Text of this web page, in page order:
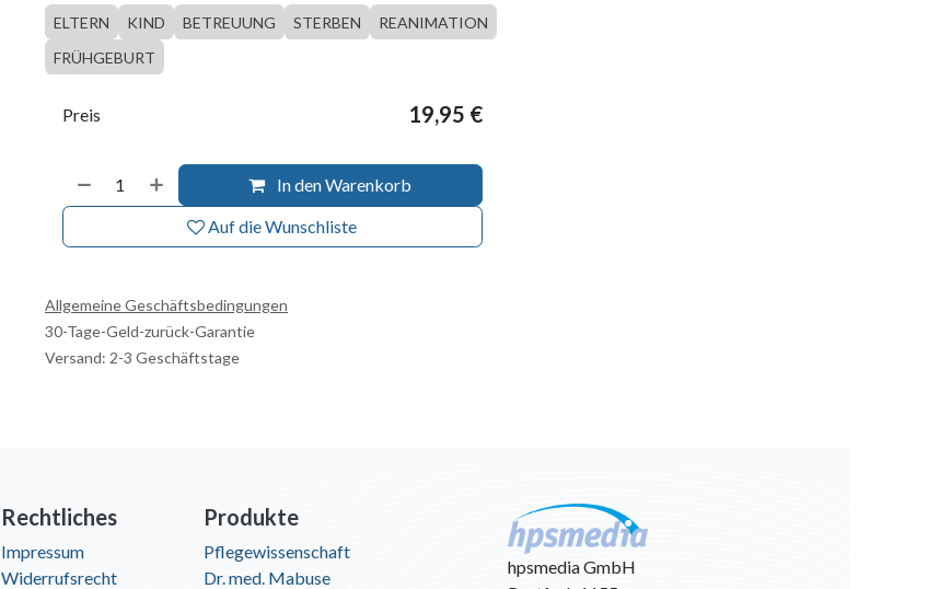
ELTERN KIND BETREUUNG STERBEN
REANIMATION
FRÜHGEBURT
In den Warenkorb
Auf die Wunschliste
Preis 19,95 €
Allgemeine Geschäftsbedingungen
30-Tage-Geld-zurück-Garantie
Versand: 2-3 Geschäftstage
Rechtliches
Impressum
Widerrufsrecht
Produkte
Pflegewissenschaft
Dr. med. Mabuse
hpsmedia GmbH